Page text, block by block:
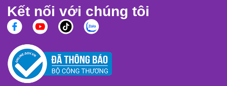
Kết nối với chúng tôi